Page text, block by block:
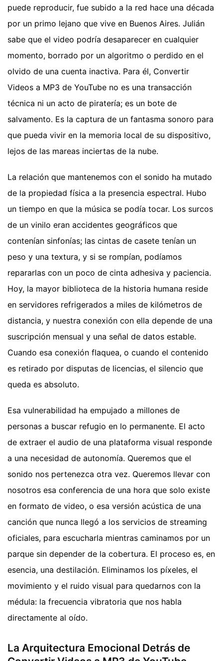
puede reproducir, fue subido a la red hace una década
por un primo lejano que vive en Buenos Aires. Julián
sabe que el video podría desaparecer en cualquier
momento, borrado por un algoritmo o perdido en el
olvido de una cuenta inactiva. Para él, Convertir
Videos a MP3 de YouTube no es una transacción
técnica ni un acto de piratería; es un bote de
salvamento. Es la captura de un fantasma sonoro para
que pueda vivir en la memoria local de su dispositivo,
lejos de las mareas inciertas de la nube.
La relación que mantenemos con el sonido ha mutado
de la propiedad física a la presencia espectral. Hubo
un tiempo en que la música se podía tocar. Los surcos
de un vinilo eran accidentes geográficos que
contenían sinfonías; las cintas de casete tenían un
peso y una textura, y si se rompían, podíamos
repararlas con un poco de cinta adhesiva y paciencia.
Hoy, la mayor biblioteca de la historia humana reside
en servidores refrigerados a miles de kilómetros de
distancia, y nuestra conexión con ella depende de una
suscripción mensual y una señal de datos estable.
Cuando esa conexión flaquea, o cuando el contenido
es retirado por disputas de licencias, el silencio que
queda es absoluto.
Esa vulnerabilidad ha empujado a millones de
personas a buscar refugio en lo permanente. El acto
de extraer el audio de una plataforma visual responde
a una necesidad de autonomía. Queremos que el
sonido nos pertenezca otra vez. Queremos llevar con
nosotros esa conferencia de una hora que solo existe
en formato de video, o esa versión acústica de una
canción que nunca llegó a los servicios de streaming
oficiales, para escucharla mientras caminamos por un
parque sin depender de la cobertura. El proceso es, en
esencia, una destilación. Eliminamos los píxeles, el
movimiento y el ruido visual para quedarnos con la
médula: la frecuencia vibratoria que nos habla
directamente al oído.
La Arquitectura Emocional Detrás de